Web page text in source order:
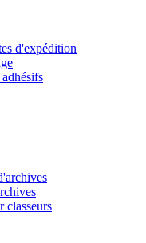
d'expédition
classeurs